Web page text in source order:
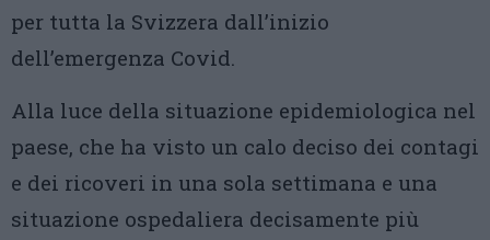
per tutta la Svizzera dall’inizio
dell’emergenza Covid.
Alla luce della situazione epidemiologica nel
paese, che ha visto un calo deciso dei contagi
e dei ricoveri in una sola settimana e una
situazione ospedaliera decisamente più